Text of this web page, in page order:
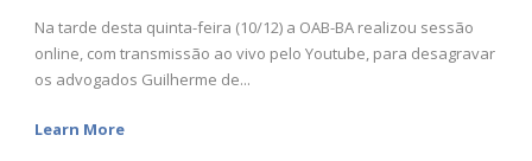
Na tarde desta quinta-feira (10/12) a OAB-BA realizou sessão
online, com transmissão ao vivo pelo Youtube, para desagravar
os advogados Guilherme de...
Learn More